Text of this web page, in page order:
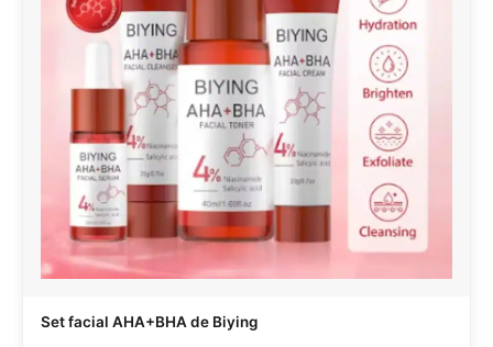
Set facial AHA+BHA de Biying